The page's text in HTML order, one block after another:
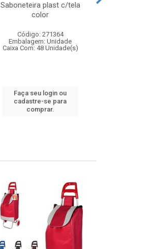
Saboneteira plast c/tela
color
Código: 271364
Embalagem: Unidade
Caixa Com: 48 Unidade(s)
Faça seu login ou
cadastre-se para
comprar.